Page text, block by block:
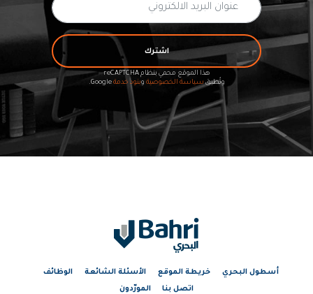
اشترك
هذا الموقع محمي بنظام reCAPTCHA
وتُطبقسياسة الخصوصية وبنود خدمةGoogle.
أسطول البحري خريطة الموقع الأسئلة الشائعة
الوظائف
اتصل بنا
المورّدون